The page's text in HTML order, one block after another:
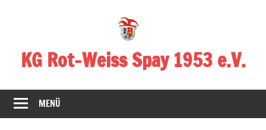
KG Rot-Weiss Spay 1953 e.V.
in
Spay!
MENÜ